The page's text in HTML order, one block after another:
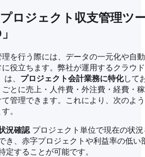
ロジェクト収支管理ツ
を行う際には、データの一元化や自
役立ちます。弊社が運用するクラウ
、 プロジェクト会計業務に特化して
とに売上・人件費・外注費・経費・
管理できます。これにより、次のよ
。
況確認 プロジェクト単位で現在の状
き、赤字プロジェクトや利益率の低い
定することが可能です。